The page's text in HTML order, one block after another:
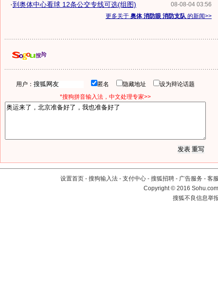
08-08-04 03:56
·到奥体中心看球 12条公交专线可选(组图)
更多关于 奥体 消防眼 消防支队 的新闻>>
用户： 匿名 隐藏地址
设为辩论话题
*搜狗拼音输入法，中文处理专家>>
设置首页 - 搜狗输入法 - 支付中心 - 搜狐招聘 - 广告服务 - 客
Copyright©2016
搜狐不良信息举